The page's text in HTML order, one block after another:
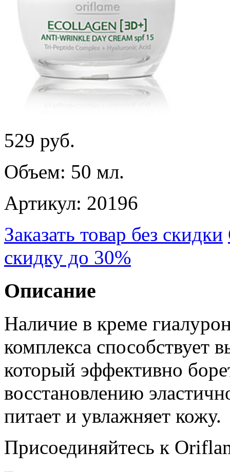
529 руб.
Объем: 50 мл.
Артикул: 20196
Заказать товар без скидки
скидку до 30%
Описание
Наличие в креме
комплекса способствует
который эффективно
восстановлению
питает и увлажняет кожу.
Присоединяйтесь к